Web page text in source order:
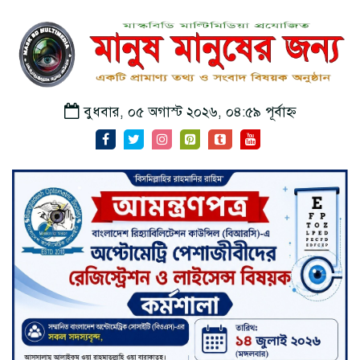
বুধবার, ০৫ অগাস্ট ২০২৬, ০৪:৫৯ পূর্বাহ্ন